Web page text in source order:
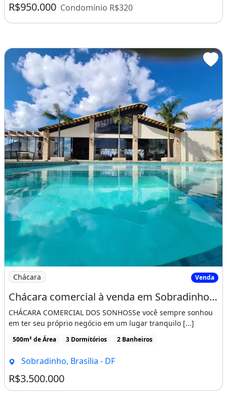
R$950.000 Condomínio R$320
Imagem: Chácara comercial à venda em Sobradinho
Chácara Venda
Chácara comercial à venda em Sobradinho, Brasília-DF excelente oportunidade de
CHÁCARA COMERCIAL DOS SONHOSSe você sempre sonhou
em ter seu próprio negócio em um lugar tranquilo [...]
500m² de Área 3 Dormitórios 2 Banheiros
Sobradinho, Brasília - DF
R$3.500.000